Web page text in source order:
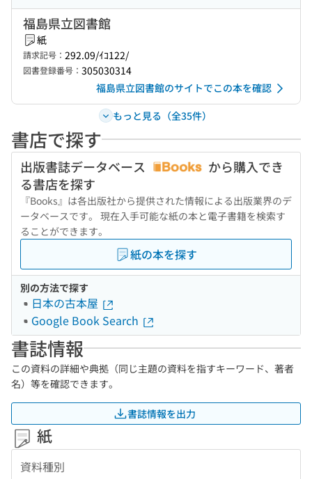
福島県立図書館
紙
請求記号： 292.09/ｲｺ122/
図書登録番号： 305030314
福島県立図書館のサイトでこの本を確認
もっと見る（全35件）
書店で探す
出版書誌データベース
から購入でき
る書店を探す
『Books』は各出版社から提供された情報による出版業界のデ
ータベースです。 現在入手可能な紙の本と電子書籍を検索す
ることができます。
紙の本を探す
別の方法で探す
日本の古本屋
Google Book Search
書誌情報
この資料の詳細や典拠（同じ主題の資料を指すキーワード、著者
名）等を確認できます。
書誌情報を出力
紙
資料種別